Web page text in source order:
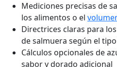
Mediciones precisas de
los alimentos o el
Directrices claras para
de salmuera según el
Cálculos opcionales de
sabor y dorado adicional